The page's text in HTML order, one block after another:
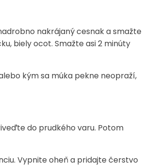
nakrájaný cesnak a smažte
biely ocot. Smažte asi 2 minúty
kým sa múka pekne neopraží,
do prudkého varu. Potom
Vypnite oheň a pridajte čerstvo